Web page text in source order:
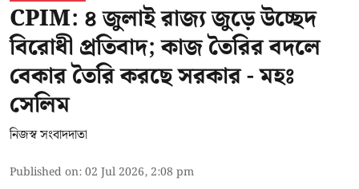
CPIM: ৪ জুলাই রাজ্য জুড়ে উচ্ছেদ
বিরোধী প্রতিবাদ; কাজ তৈরির বদলে
বেকার তৈরি করছে সরকার - মহঃ
সেলিম
নিজস্ব সংবাদদাতা
Published on:02 Jul 2026, 2:08 pm